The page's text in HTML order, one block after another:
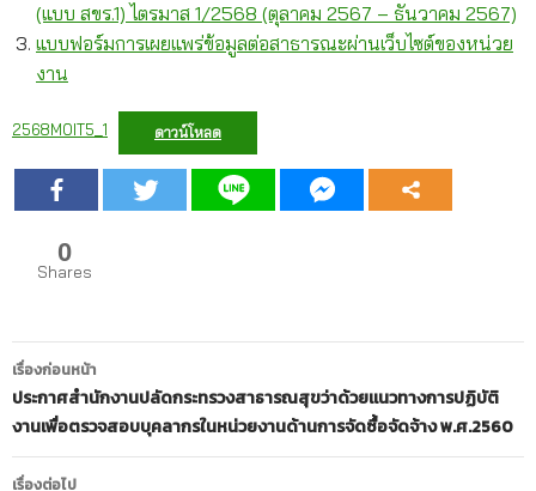
(แบบ สขร.1) ไตรมาส 1/2568 (ตุลาคม 2567 – ธันวาคม 2567)
แบบฟอร์มการเผยแพร่ข้อมูลต่อสาธารณะผ่านเว็บไซต์ของหน่วย
งาน
2568MOIT5_1 ดาวน์โหลด
0
Shares
เมนู
นำทาง
เรื่อง
เรื่องก่อนหน้า
ประกาศสำนักงานปลัดกระทรวงสาธารณสุขว่าด้วยแนวทางการปฏิบัติ
งานเพื่อตรวจสอบบุคลากรในหน่วยงานด้านการจัดซื้อจัดจ้าง พ.ศ.2560
เรื่องต่อไป